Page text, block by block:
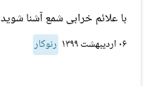
با علائم خرابی شمع آشنا شوید
۰۶ اردیبهشت ۱۳۹۹ رنوکار